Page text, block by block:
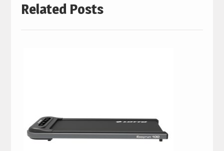
Related Posts